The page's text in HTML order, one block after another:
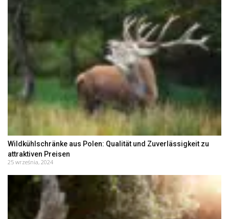
Wildkühlschränke aus Polen: Qualität und Zuverlässigkeit zu
attraktiven Preisen
25 września, 2024